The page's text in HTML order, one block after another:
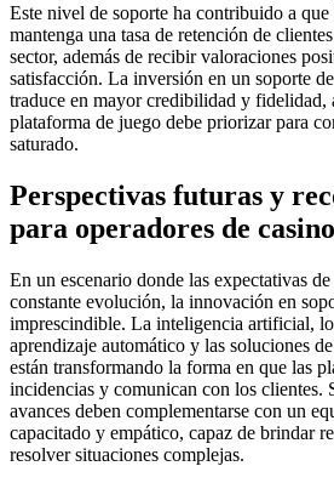
Este nivel de soporte ha contribuido a
mantenga una tasa de retención de
sector, además de recibir valoraciones
satisfacción. La inversión en un soporte
traduce en mayor credibilidad y fidelidad,
plataforma de juego debe priorizar para
saturado.
Perspectivas futuras y
para operadores de
En un escenario donde las expectativas
constante evolución, la innovación en
imprescindible. La inteligencia artificial,
aprendizaje automático y las soluciones
están transformando la forma en que las
incidencias y comunican con los clientes.
avances deben complementarse con un
capacitado y empático, capaz de brindar
resolver situaciones complejas.